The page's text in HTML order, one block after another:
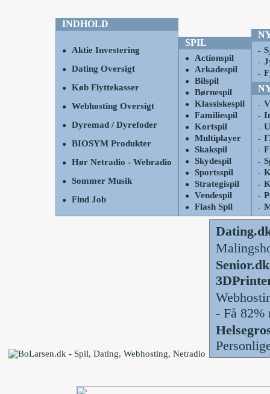
INDHOLD
● Aktie Investering
● Dating Oversigt
● Køb Flyttekasser
● Webhosting Oversigt
● Dyremad / Dyrefoder
● BIOSYM Produkter
● Hør Netradio - Webradio
● Sommer Musik
● Find Job
SPIL
● Actionspil
● Arkadespil
● Bilspil
● Børnespil
● Klassiskespil
● Familiespil
● Kortspil
● Multiplayer
● Skakspil
● Skydespil
● Sportsspil
● Strategispil
● Vendespil
● Flash Spil
-
-
-
-
-
-
-
-
-
-
-
-
-
- Få 82%